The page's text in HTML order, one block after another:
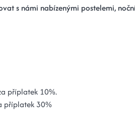
s námi nabízenými postelemi,
příplatek 10%.
příplatek 30%